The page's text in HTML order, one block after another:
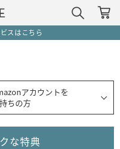
スはこちら
アカウントを
ちの方
な特典